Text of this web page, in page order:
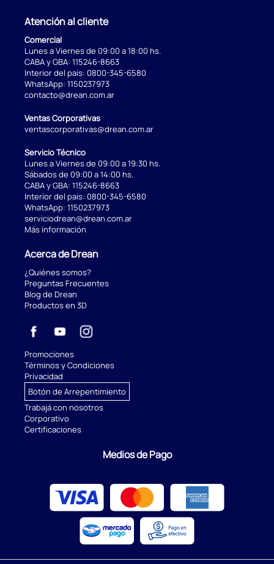
Atención al cliente
Comercial
Lunes a Viernes de 09:00 a 18:00 hs.
CABA y GBA: 115246-8663
Interior del país: 0800-345-6580
WhatsApp: 1150237973
contacto@drean.com.ar
Ventas Corporativas
ventascorporativas@drean.com.ar
Servicio Técnico
Lunes a Viernes de 09:00 a 19:30 hs.
Sábados de 09:00 a 14:00 hs.
CABA y GBA: 115246-8663
Interior del país: 0800-345-6580
WhatsApp: 1150237973
serviciodrean@drean.com.ar
Más información
Acerca de Drean
¿Quiénes somos?
Preguntas Frecuentes
Blog de Drean
Productos en 3D
Promociones
Términos y Condiciones
Privacidad
Botón de Arrepentimiento
Trabajá con nosotros
Corporativo
Certificaciones
Medios de Pago